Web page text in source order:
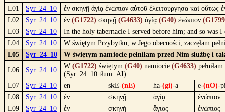
L01 Syr_24_10
ἐν σκηνῇ ἁγίᾳ ἐνώπιον αὐτοῦ ἐλειτούργησα καὶ οὕτως
L02
Syr_24_10 ἐν (G1722) σκηνῇ (G4633) ἁγίᾳ (G40) ἐνώπιον
L03
Syr_24_10
In the holy tabernacle I served before him; and so was
L04
Syr_24_10
W świętym Przybytku, w Jego obecności, zaczęłam
L05
Syr_24_10 W świętym namiocie pełniłam przed Nim służbę i
L06 Syr_24_10
W (G1722) świętym (G40) namiocie (G4633)
(Syr_24_10 tłum. AI)
L07
Syr_24_10 en skE-(nE) ha-(gi)-a e-(nO)-
L08
Syr_24_10 ἐν σκηνῇ ἁγίᾳ
ἐνώπιον
L09
Syr_24_10 ἐν σκηνή ἅγιος ἐνώπιος